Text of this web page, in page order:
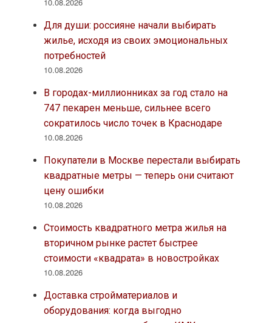
Для души: россияне начали выбирать
жилье, исходя из своих эмоциональных
потребностей
10.08.2026
В городах-миллионниках за год стало на
747 пекарен меньше, сильнее всего
сократилось число точек в Краснодаре
10.08.2026
Покупатели в Москве перестали выбирать
квадратные метры — теперь они считают
цену ошибки
10.08.2026
Стоимость квадратного метра жилья на
вторичном рынке растет быстрее
стоимости «квадрата» в новостройках
10.08.2026
Доставка стройматериалов и
оборудования: когда выгодно